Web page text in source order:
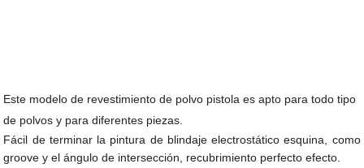
Este modelo de revestimiento de polvo pistola es apto para todo tipo
de polvos y para diferentes piezas.
Fácil de terminar la pintura de blindaje electrostático esquina, como
groove y el ángulo de intersección, recubrimiento perfecto efecto.